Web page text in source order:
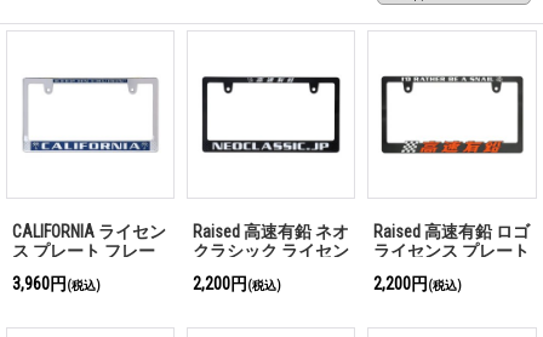
CALIFORNIA ライセン
ス プレート フレー
ズ
3,960円 (税込)
Raised 高速有鉛 ネオ
クラシック ライセン
ム for JPN サイズ
2,200円 (税込)
Raised 高速有鉛 ロゴ
ライセンス プレート
イズ
2,200円 (税込)